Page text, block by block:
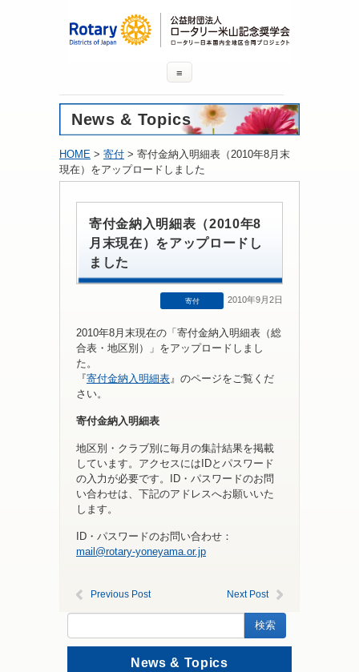
≡
News & Topics
HOME > 寄付 > 寄付金納入明細表（2010年8月末
現在）をアップロードしました
寄付金納入明細表（2010年8
月末現在）をアップロードし
ました
寄付 2010年9月2日
2010年8月末現在の「寄付金納入明細表（総
合表・地区別）」をアップロードしまし
た。
『寄付金納入明細表 』のページをご覧くだ
さい。
寄付金納入明細表
地区別・クラブ別に毎月の集計結果を掲載
しています。アクセスにはIDとパスワード
の入力が必要です。ID・パスワードのお問
い合わせは、下記のアドレスへお願いいた
します。
ID・パスワードのお問い合わせ：
mail@rotary-yoneyama.or.jp
Previous Post Next Post
News & Topics